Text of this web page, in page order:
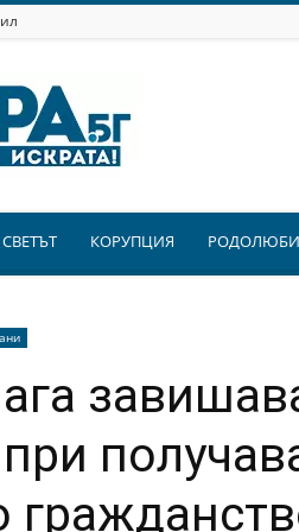
СВЕТЪТ КОРУПЦИЯ